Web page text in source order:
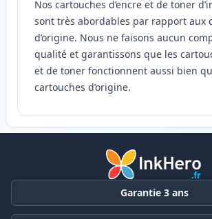
Nos cartouches d’encre et de toner
sont très abordables par rapport aux
d’origine. Nous ne faisons aucun
qualité et garantissons que les
et de toner fonctionnent aussi bien
cartouches d’origine.
Garantie 3 ans